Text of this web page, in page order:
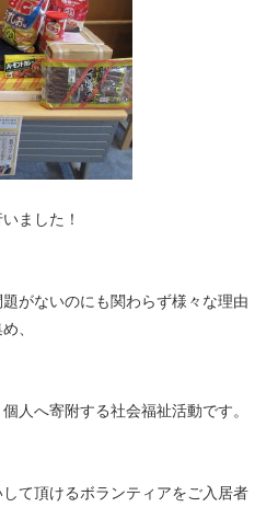
ました！
がないのにも関わらず様々な理由
、
人へ寄附する社会福祉活動です。
て頂けるボランティアをご入居者